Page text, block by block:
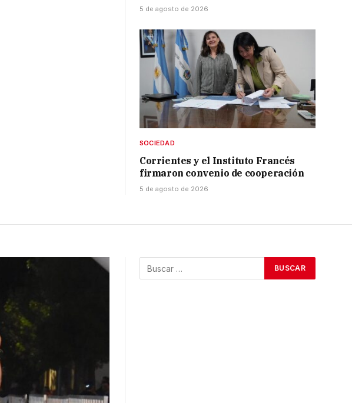
5 de agosto de 2026
SOCIEDAD
Corrientes y el Instituto Francés
firmaron convenio de cooperación
5 de agosto de 2026